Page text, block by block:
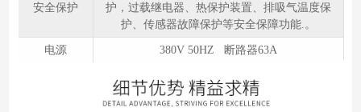
安全保护
护，过载继电器、热保护装置、排吸气温度保
护、传感器故障保护等安全保障功能.。
电源 380V 50HZ 断路器63A